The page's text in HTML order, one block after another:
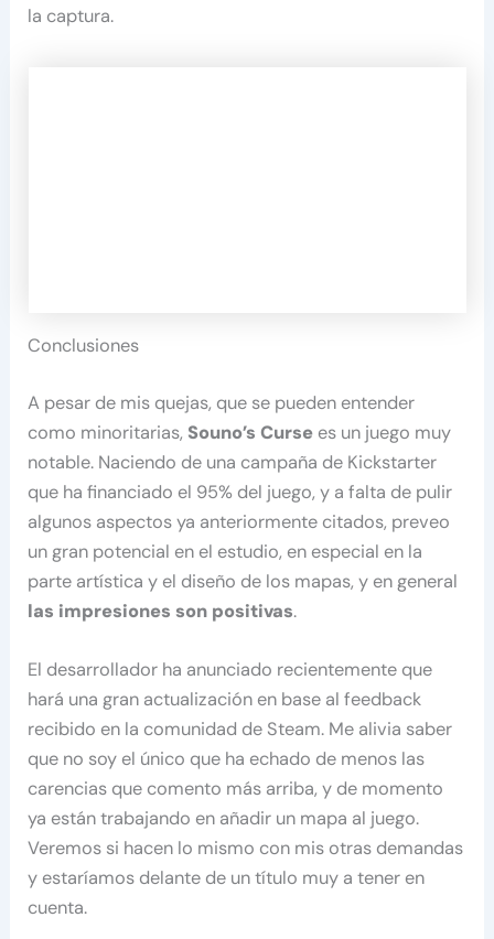
la captura.
Conclusiones
A pesar de mis quejas, que se pueden entender
como minoritarias, Souno’s Curse es un juego muy
notable. Naciendo de una campaña de Kickstarter
que ha financiado el 95% del juego, y a falta de pulir
algunos aspectos ya anteriormente citados, preveo
un gran potencial en el estudio, en especial en la
parte artística y el diseño de los mapas, y en general
las impresiones son positivas.
El desarrollador ha anunciado recientemente que
hará una gran actualización en base al feedback
recibido en la comunidad de Steam. Me alivia saber
que no soy el único que ha echado de menos las
carencias que comento más arriba, y de momento
ya están trabajando en añadir un mapa al juego.
Veremos si hacen lo mismo con mis otras demandas
y estaríamos delante de un título muy a tener en
cuenta.